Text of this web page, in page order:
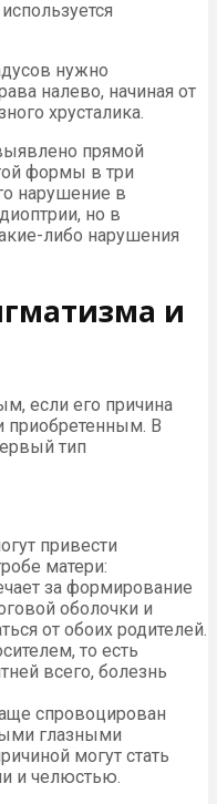
нужно
налево, начиная от
хрусталика.
прямой
формы в три
нарушение в
но в
либо нарушения
и
если его причина
приобретенным. В
тип
привести
матери:
за формирование
оболочки и
от обоих родителей.
то есть
всего, болезнь
спровоцирован
глазными
могут стать
и челюстью.